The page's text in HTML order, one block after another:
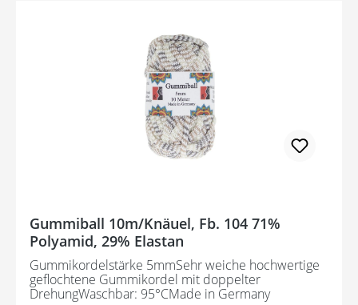
Gummiball 10m/Knäuel, Fb. 104 71%
Polyamid, 29% Elastan
Gummikordelstärke 5mmSehr weiche hochwertige
geflochtene Gummikordel mit doppelter
DrehungWaschbar: 95°CMade in Germany